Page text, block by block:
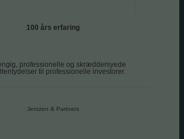
100 års erfaring
professionelle og skræddersyede
til professionelle investorer.
Jentzen & Partners